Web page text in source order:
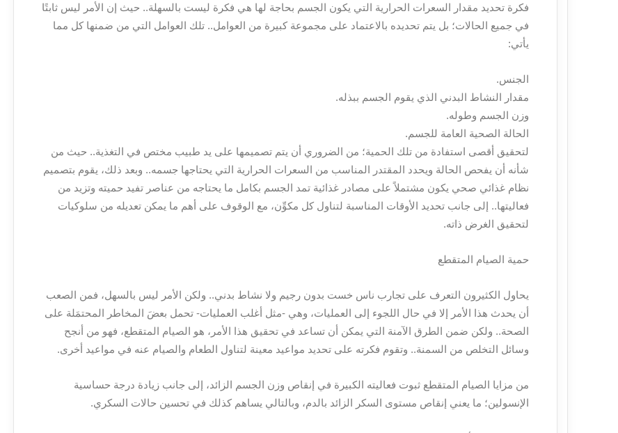
فكرة تحديد مقدار السعرات الحرارية التي يكون الجسم بحاجة لها هي فكرة ليست بالسهلة.. حيث إن الأمر ليس ثابتًا
في جميع الحالات؛ بل يتم تحديده بالاعتماد على مجموعة كبيرة من العوامل.. تلك العوامل التي من ضمنها كل مما
يأتي:
الجنس.
مقدار النشاط البدني الذي يقوم الجسم ببذله.
وزن الجسم وطوله.
الحالة الصحية العامة للجسم.
لتحقيق أقصى استفادة من تلك الحمية؛ من الضروري أن يتم تصميمها على يد طبيب مختص في التغذية.. حيث من
شأنه أن يفحص الحالة ويحدد المقتدر المناسب من السعرات الحرارية التي يحتاجها جسمه.. وبعد ذلك، يقوم بتصميم
نظام غذائي صحي يكون مشتملاً على مصادر غذائية تمد الجسم بكامل ما يحتاجه من عناصر تفيد حميته وتزيد من
فعاليتها.. إلى جانب تحديد الأوقات المناسبة لتناول كل مكوِّن، مع الوقوف على أهم ما يمكن تعديله من سلوكيات
لتحقيق الغرض ذاته.
حمية الصيام المتقطع
يحاول الكثيرون التعرف على تجارب ناس خست بدون رجيم ولا نشاط بدني.. ولكن الأمر ليس بالسهل، فمن الصعب
أن يحدث هذا الأمر إلا في حال اللجوء إلى العمليات، وهي -مثل أغلب العمليات- تحمل بعضَ المخاطر المحتمَلة على
الصحة.. ولكن ضمن الطرق الآمنة التي يمكن أن تساعد في تحقيق هذا الأمر، هو الصيام المتقطع، فهو من أنجح
وسائل التخلص من السمنة.. وتقوم فكرته على تحديد مواعيد معينة لتناول الطعام والصيام عنه في مواعيد أخرى.
من مزايا الصيام المتقطع ثبوت فعاليته الكبيرة في إنقاص وزن الجسم الزائد، إلى جانب زيادة درجة حساسية
الإنسولين؛ ما يعني إنقاص مستوى السكر الزائد بالدم، وبالتالي يساهم كذلك في تحسين حالات السكري.